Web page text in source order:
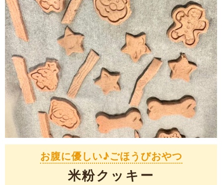
お腹に優しい♪ごほうびおやつ
米粉クッキー